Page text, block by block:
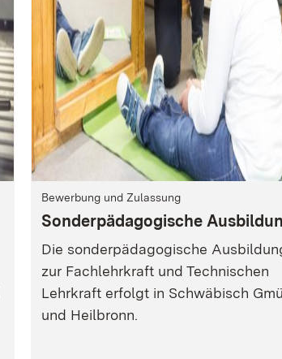
Bewerbung und Zulassung
Sonderpädagogische
Die sonderpädagogische
zur Fachlehrkraft und Technischen
Lehrkraft erfolgt in Schwäbisch
und Heilbronn.